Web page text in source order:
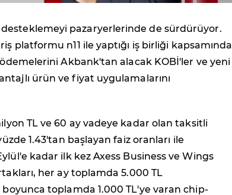
pazaryerlerinde de sürdürüyor.
platformu n11 ile yaptığı iş birliği kapsamında
ödemelerini Akbank'tan alacak KOBİ'ler ve yeni
ürün ve fiyat uygulamalarını
TL ve 60 ay vadeye kadar olan taksitli
1.43'tan başlayan faiz oranları ile
kadar ilk kez Axess Business ve Wings
her ay toplamda 5.000 TL
boyunca toplamda 1.000 TL'ye varan chip-